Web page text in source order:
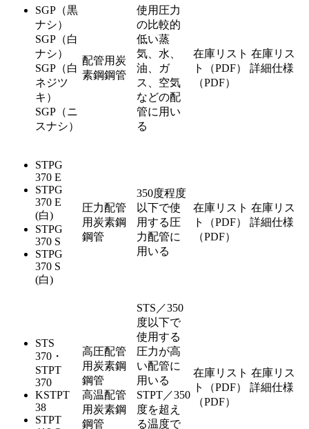
SGP（黒
ナシ）
SGP（白
ナシ）
SGP（白
ネジツ
キ）
SGP（ニ
スナシ）
配管用炭
素鋼鋼管
使用圧力
の比較的
低い蒸
気、水、
油、ガ
ス、空気
などの配
管に用い
る
在庫リスト 在庫リス
ト（PDF）
詳細仕様
（PDF）
STPG
370 E
STPG
370 E
(白)
STPG
370 S
STPG
370 S
(白)
圧力配管
用炭素鋼
鋼管
350度程度
以下で使
用する圧
力配管に
用いる
在庫リスト 在庫リス
ト（PDF）
詳細仕様
（PDF）
STS
370・
STPT
370
KSTPT
38
STPT
高圧配管
用炭素鋼
鋼管
高温配管
用炭素鋼
鋼管
STS／350
度以下で
使用する
圧力が高
い配管に
用いる
STPT／350
度を超え
る温度で
在庫リスト 在庫リス
ト（PDF）
詳細仕様
（PDF）